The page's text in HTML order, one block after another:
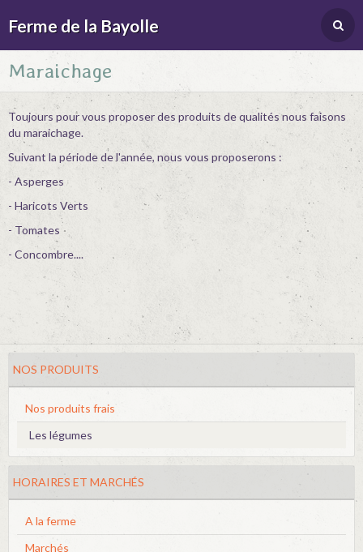
Ferme de la Bayolle
Maraichage
Toujours pour vous proposer des produits de qualités nous faisons
du maraichage.
Suivant la période de l'année, nous vous proposerons :
- Asperges
- Haricots Verts
- Tomates
- Concombre....
NOS PRODUITS
Nos produits frais
Les légumes
HORAIRES ET MARCHÉS
A la ferme
Marchés